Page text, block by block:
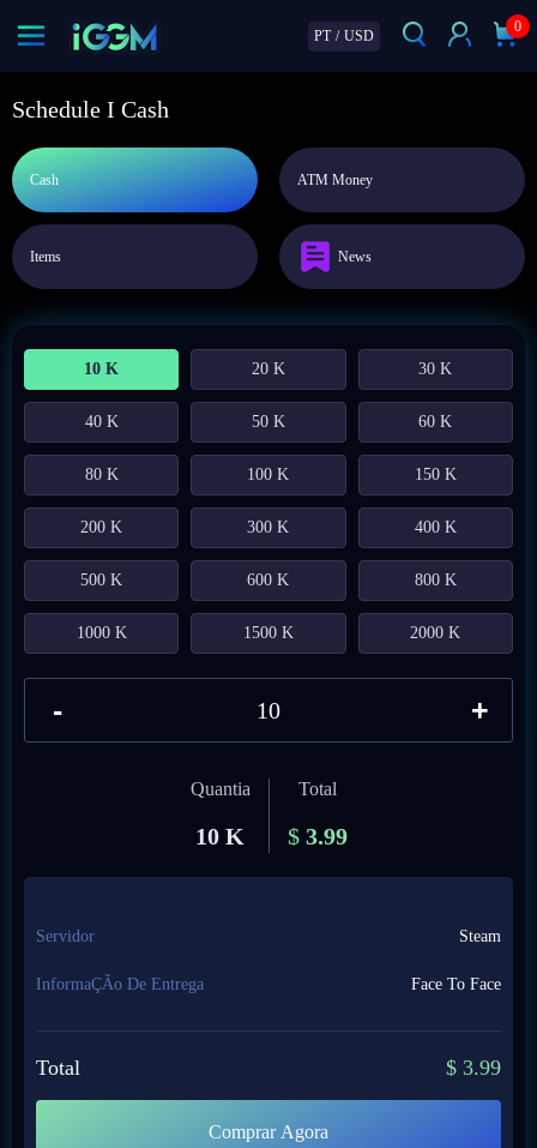
PT / USD
0
Schedule I Cash
Cash ATM Money
Items News
10 K 20 K 30 K
40 K 50 K 60 K
80 K 100 K 150 K
200 K 300 K 400 K
500 K 600 K 800 K
1000 K 1500 K 2000 K
- +
Quantia
10 K
Total
$ 3.99
Servidor Steam
InformaÇÃo De Entrega Face To Face
Total $ 3.99
Comprar Agora